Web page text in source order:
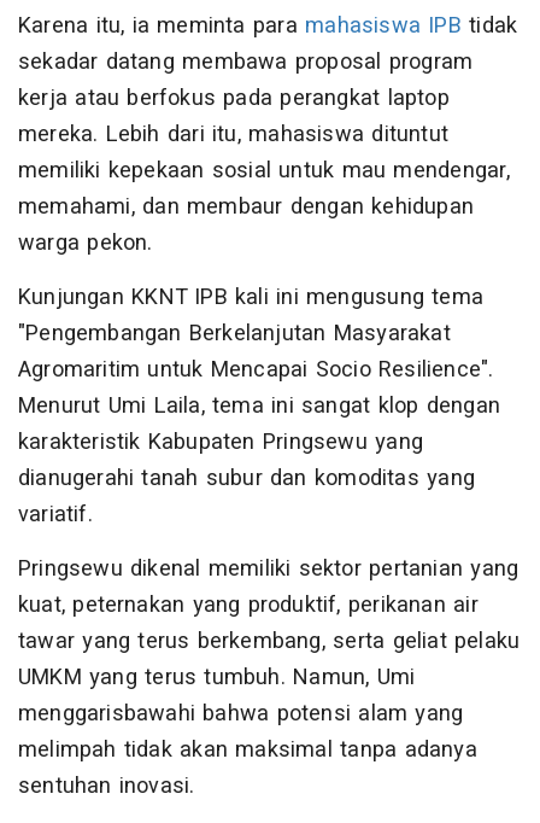
Karena itu, ia meminta para mahasiswa IPB tidak
sekadar datang membawa proposal program
kerja atau berfokus pada perangkat laptop
mereka. Lebih dari itu, mahasiswa dituntut
memiliki kepekaan sosial untuk mau mendengar,
memahami, dan membaur dengan kehidupan
warga pekon.
Kunjungan KKNT IPB kali ini mengusung tema
"Pengembangan Berkelanjutan Masyarakat
Agromaritim untuk Mencapai Socio Resilience".
Menurut Umi Laila, tema ini sangat klop dengan
karakteristik Kabupaten Pringsewu yang
dianugerahi tanah subur dan komoditas yang
variatif.
Pringsewu dikenal memiliki sektor pertanian yang
kuat, peternakan yang produktif, perikanan air
tawar yang terus berkembang, serta geliat pelaku
UMKM yang terus tumbuh. Namun, Umi
menggarisbawahi bahwa potensi alam yang
melimpah tidak akan maksimal tanpa adanya
sentuhan inovasi.